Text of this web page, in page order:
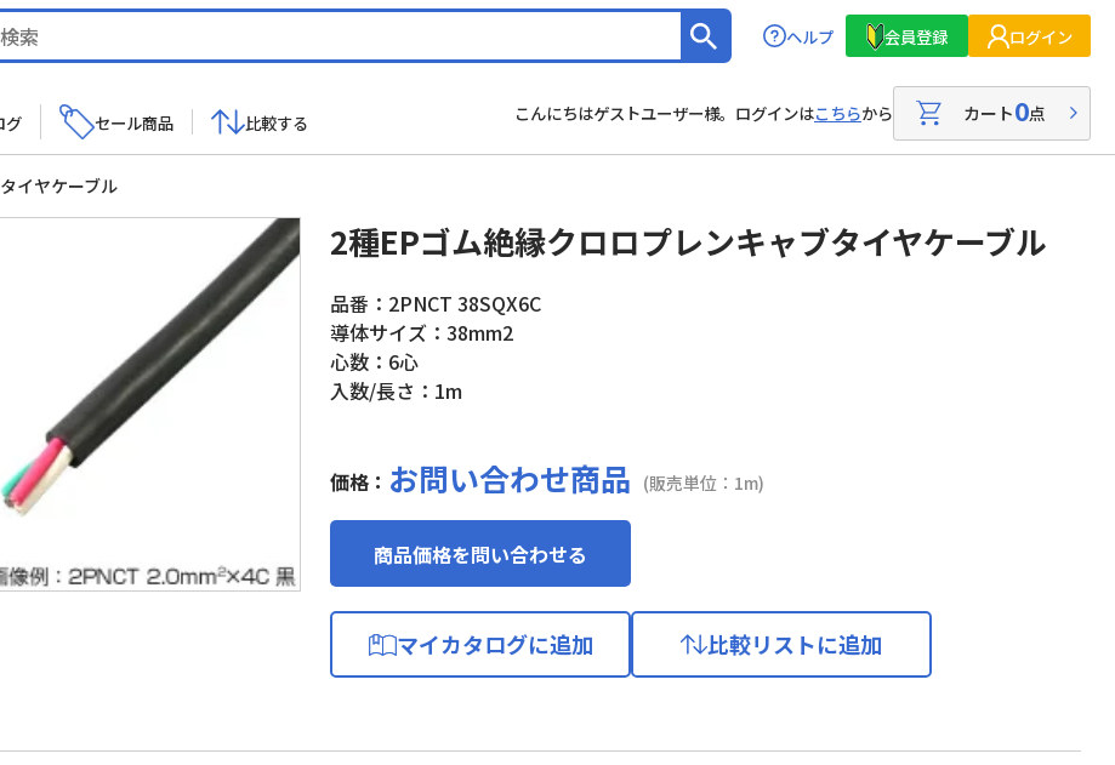
ヘルプ 会員登録 ログイン
グ セール商品 比較する こんにちはゲストユーザー様。ログインはこちらから カート0点
イヤケーブル
2種EPゴム絶縁クロロプレンキャブタイヤケーブル
品番：2PNCT 38SQX6C
導体サイズ：38mm2
心数：6心
入数/長さ：1m
価格： お問い合わせ商品 (販売単位：1m)
商品価格を問い合わせる
マイカタログに追加 比較リストに追加